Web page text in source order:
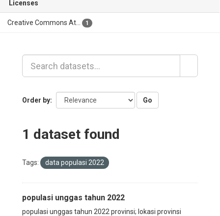
Licenses
Creative Commons At... 1
Order by Go
1 dataset found
Tags: data populasi 2022
populasi unggas tahun 2022
populasi unggas tahun 2022 provinsi; lokasi provinsi